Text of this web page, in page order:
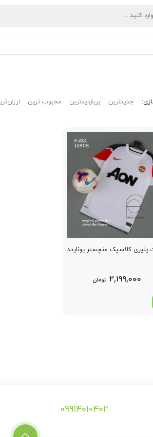
جدیدترین پربازدیدترین محبوب ترین
پلیری کلاسیک منچستر یونایتد
2,199,000 تومان
09914010402